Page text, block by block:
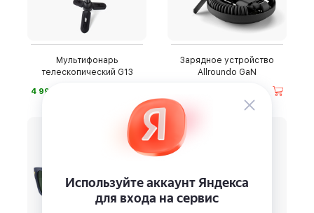
Мультифонарь
телескопический G13
4 990
Зарядное устройство
Allroundo GaN